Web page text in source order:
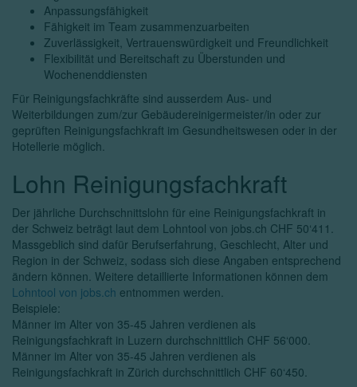
Anpassungsfähigkeit
Fähigkeit im Team zusammenzuarbeiten
Zuverlässigkeit, Vertrauenswürdigkeit und Freundlichkeit
Flexibilität und Bereitschaft zu Überstunden und
Wochenenddiensten
Für Reinigungsfachkräfte sind ausserdem Aus- und
Weiterbildungen zum/zur Gebäudereinigermeister/in oder zur
geprüften Reinigungsfachkraft im Gesundheitswesen oder in der
Hotellerie möglich.
Lohn Reinigungsfachkraft
Der jährliche Durchschnittslohn für eine Reinigungsfachkraft in
der Schweiz beträgt laut dem Lohntool von jobs.ch CHF 50‘411.
Massgeblich sind dafür Berufserfahrung, Geschlecht, Alter und
Region in der Schweiz, sodass sich diese Angaben entsprechend
ändern können. Weitere detaillierte Informationen können dem
Lohntool von jobs.ch entnommen werden.
Beispiele:
Männer im Alter von 35-45 Jahren verdienen als
Reinigungsfachkraft in Luzern durchschnittlich CHF 56‘000.
Männer im Alter von 35-45 Jahren verdienen als
Reinigungsfachkraft in Zürich durchschnittlich CHF 60‘450.